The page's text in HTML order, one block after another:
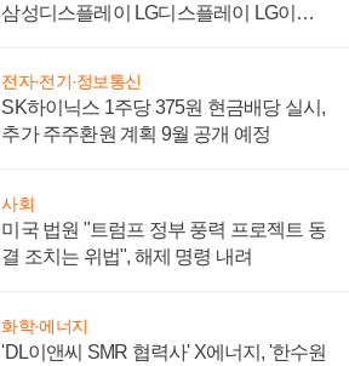
삼성디스플레이 LG디스플레이 LG이노
전자·전기·정보통신
SK하이닉스 1주당 375원 현금배당 실시,
추가 주주환원 계획 9월 공개 예정
사회
미국 법원 "트럼프 정부 풍력 프로젝트 동
결 조치는 위법", 해제 명령 내려
화학·에너지
'DL이앤씨 SMR 협력사' X에너지, '한수원